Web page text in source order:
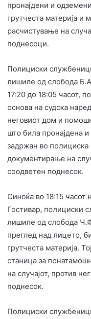
пронајдени и
грутчеста материја и
расчистување на
поднесоци.
Полициски
лишиле од слобода
17:20 до 18:05 часот,
основа на судска
неговиот дом и
што била пронајдена
задржан во
документирање на
соодветен поднесок.
Синоќа во 18:15 часот
Гостивар, полициски
лишиле од слобода
преглед над лицето,
грутчеста материја.
станица за
на случајот, против
поднесок.
Полициски